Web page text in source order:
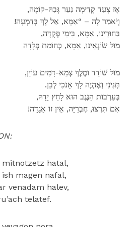
,אָז צָעַד קָדִימָה נַעַר גְּבַהּ-קוֹמָה
!וְיֹאמַר לָהּ – “אִמָּא, אַל לָךְ בְּדִמְעָה
,בַּחוּרֵינוּ, אִמָּא, בִּימֵי פְּקֻדָּה
מוּל שׂוֹנְאֵינוּ, אִמָּא, כְּחוֹמַת פְּלָדָה
,מוּל שׁוֹדֵד וּמֶלֶךְ צְמֵא-דָּמִים עוֹיֵן
.תְּנִינִי וְאֶהְיֶה לָךְ אָנֹכִי לְבֵן
,בְּעַרְבוֹת הַנֶּגֶב הוּא לָחַץ יָדָהּ
!אִם תִּרְצוּ, חֶבְרַיָּה, אֵין זוֹ אַגָּדָה
mitnotzetz hatal,
ish magen nafal,
venadam halev,
telatef.